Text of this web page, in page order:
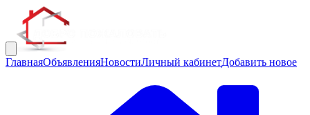
ГлавнаяОбъявленияНовостиЛичный кабинетДобавить новое